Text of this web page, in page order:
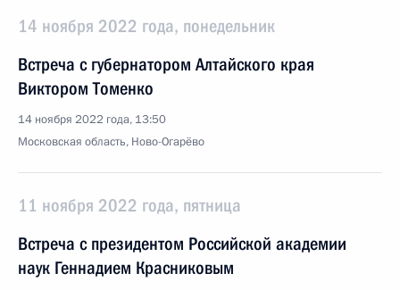
14 ноября 2022 года, понедельник
Встреча с губернатором Алтайского края
Виктором Томенко
14 ноября 2022 года, 13:50
Московская область, Ново-Огарёво
11 ноября 2022 года, пятница
Встреча с президентом Российской академии
наук Геннадием Красниковым